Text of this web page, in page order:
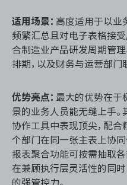
适用场景： 高度适用于以业
频繁汇总且对电子表格接
合制造业产品研发周期管
排期，以及财务与运营部门
优势亮点： 最大的优势在于
景的业务人员能无缝上手
协作工具中表现顶尖，配合
个部门在同一张主表上协同
报表聚合功能可按需抽取各
在兼顾执行层灵活性的同
的强管控力。